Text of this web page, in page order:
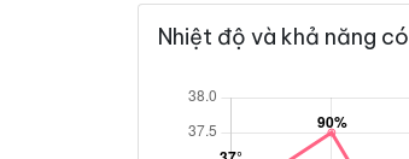
Nhiệt độ và khả năng